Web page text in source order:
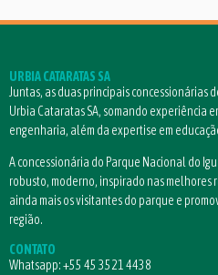
URBIA CATARATAS SA
Juntas, as duas principais concessionárias
Urbia Cataratas SA, somando experiência
engenharia, além da expertise em
A concessionária do Parque Nacional do
robusto, moderno, inspirado nas
ainda mais os visitantes do parque e
região.
CONTATO
Whatsapp:+55 45 3521 4438